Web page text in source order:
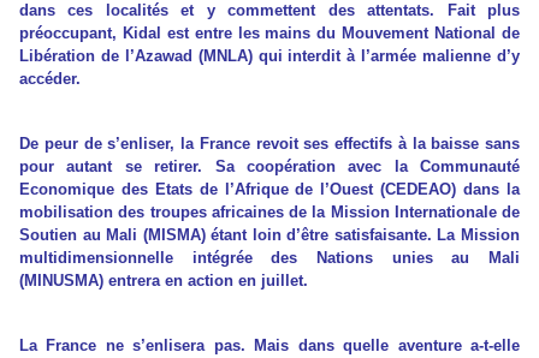
dans ces localités et y commettent des attentats. Fait plus
préoccupant, Kidal est entre les mains du Mouvement National de
Libération de l’Azawad (MNLA) qui interdit à l’armée malienne d’y
accéder.
De peur de s’enliser, la France revoit ses effectifs à la baisse sans
pour autant se retirer. Sa coopération avec la Communauté
Economique des Etats de l’Afrique de l’Ouest (CEDEAO) dans la
mobilisation des troupes africaines de la Mission Internationale de
Soutien au Mali (MISMA) étant loin d’être satisfaisante. La Mission
multidimensionnelle intégrée des Nations unies au Mali
(MINUSMA) entrera en action en juillet.
La France ne s’enlisera pas. Mais dans quelle aventure a-t-elle